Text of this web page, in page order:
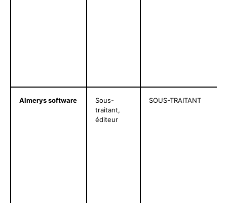
Almerys software
Sous-
traitant,
éditeur
SOUS-TRAITANT